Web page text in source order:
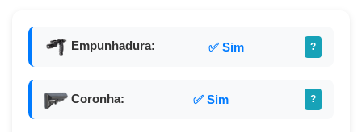
Empunhadura: ✅ Sim ?
Coronha: ✅ Sim ?